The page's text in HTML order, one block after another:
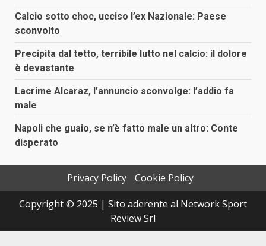
Calcio sotto choc, ucciso l’ex Nazionale: Paese
sconvolto
Precipita dal tetto, terribile lutto nel calcio: il dolore
è devastante
Lacrime Alcaraz, l’annuncio sconvolge: l’addio fa
male
Napoli che guaio, se n’è fatto male un altro: Conte
disperato
Privacy Policy
Cookie Policy
Copyright © 2025 | Sito aderente al Network Sport
Review Srl